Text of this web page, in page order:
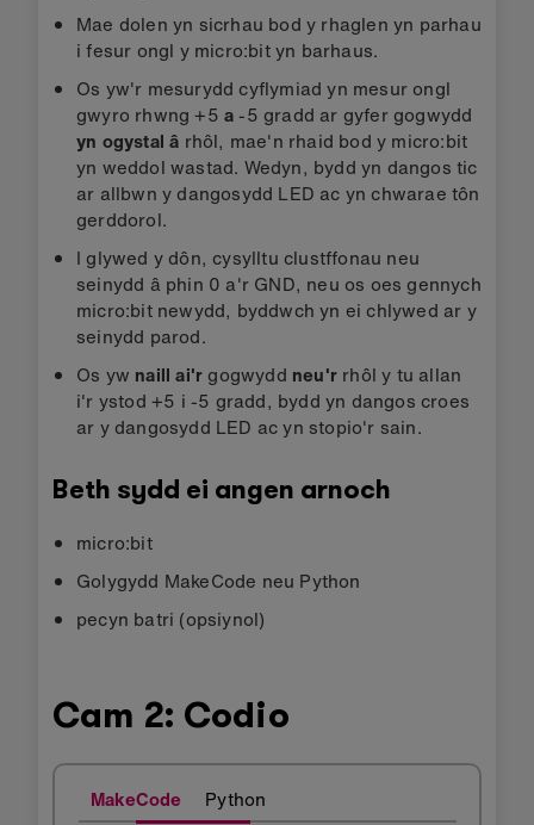
Mae dolen yn sicrhau bod y rhaglen yn parhau
i fesur ongl y micro:bit yn barhaus.
Os yw'r mesurydd cyflymiad yn mesur ongl
gwyro rhwng +5 a-5 gradd ar gyfer gogwydd
yn ogystal â rhôl, mae'n rhaid bod y micro:bit
yn weddol wastad. Wedyn, bydd yn dangos tic
ar allbwn y dangosydd LED ac yn chwarae tôn
gerddorol.
I glywed y dôn, cysylltu clustffonau neu
seinydd â phin 0 a'r GND, neu os oes gennych
micro:bit newydd, byddwch yn ei chlywed ar y
seinydd parod.
Os yw naill ai'r gogwydd neu'r rhôl y tu allan
i'r ystod +5 i -5 gradd, bydd yn dangos croes
ar y dangosydd LED ac yn stopio'r sain.
Beth sydd ei angen arnoch
micro:bit
Golygydd MakeCode neu Python
pecyn batri (opsiynol)
Cam 2: Codio
MakeCode Python